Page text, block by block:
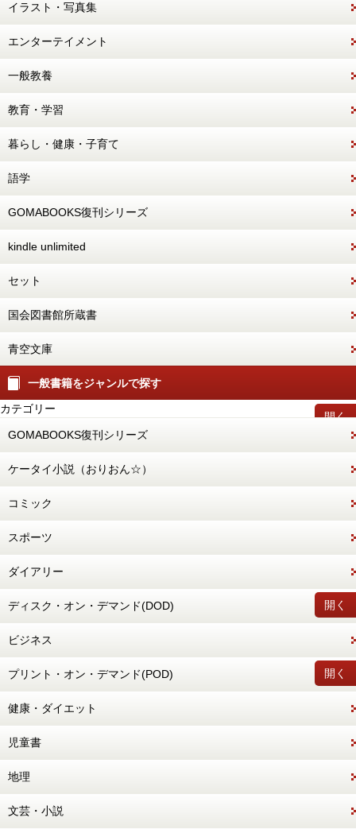
イラスト・写真集
エンターテイメント
一般教養
教育・学習
暮らし・健康・子育て
語学
GOMABOOKS復刊シリーズ
kindle unlimited
セット
国会図書館所蔵書
青空文庫
一般書籍をジャンルで探す
開く
カテゴリー
GOMABOOKS復刊シリーズ
ケータイ小説（おりおん☆）
コミック
スポーツ
ダイアリー
開く
ディスク・オン・デマンド(DOD)
ビジネス
開く
プリント・オン・デマンド(POD)
健康・ダイエット
児童書
地理
文芸・小説